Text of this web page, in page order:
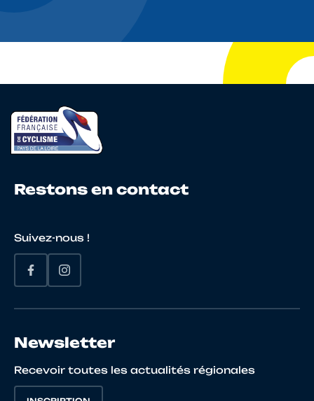
Restons en contact
Suivez-nous !
Newsletter
Recevoir toutes les actualités régionales